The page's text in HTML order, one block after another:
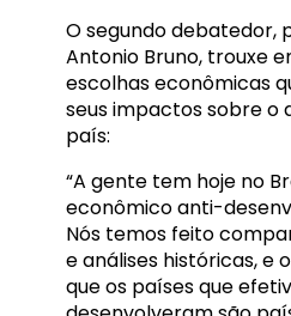
O segundo debatedor,
Antonio Bruno, trouxe
escolhas econômicas
seus impactos sobre o
país:
“A gente tem hoje no
econômico anti-
Nós temos feito
e análises históricas, e
que os países que